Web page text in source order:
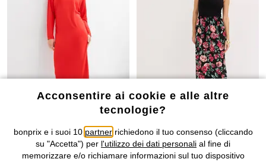
Acconsentire ai cookie e alle altre
tecnologie?
bonprix e i suoi 10 partnerrichiedono il tuo consenso (cliccando
su "Accetta") per l'utilizzo dei dati personali al fine di
memorizzare e/o richiamare informazioni sul tuo dispositivo